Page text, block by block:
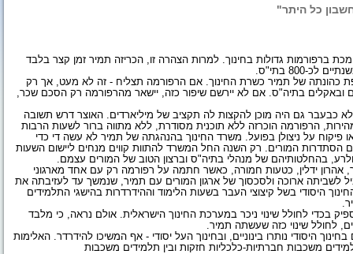
כל היתר"
ברפורמות גדולות בחינוך. למרות הצהרה זו, הכריזה תמיר זמן קצר בלבד
800 בתי"ס.
כהונתה של תמיר כשרת החינוך. אם הרפורמה תצליח - זה לא מעט, אך רק
ובאקלים בתיה"ס. אם לא יירשם שיפור כזה, יישאר מהרפורמה רק הסכם שכר,
כבעבר גם היה מוכן להקצות לה תקציב של מיליארדים. האוצר דרש תשובה
הרפורמה הוכרזה ללא תוכנית מסודרת, ללא מתווה ברור לשעות הרבות
על ניצולן בפועל. משרד החינוך בהנהגתה של תמיר לא עשה די כדי
המורים. רק השנה החל המשרד להתוות קווים מנחים ליישום השעות
ולרע, בהחלטותיהם של מנהלי בתיה"ס וברצון הטוב של המורים עצמם.
ידלין, כטעות חמורה, כאשר חתמה על רפורמה רק עם אחד מארגוני
לשביתה ארוכה ולסכסוך של ארגון המורים עם תמיר, שנמשך עד לעזיבתה את
היסודי בשל קיצוצי העבר בשעות הלימוד וההידרדרות בהישגי התלמידים
בכדי לחולל שינוי ניכר במערכת החינוך הישראלית. אולם נראה, כי מלבד
לחולל שינוי כזה שעשתה תמיר.
היסודי נותרו בינוניים, ובחינוך העל יסודי - אף המשיכו להידרדר. האלימות
משכבות חברתיות-כלכליות חזקות ובין תלמידים משכבות